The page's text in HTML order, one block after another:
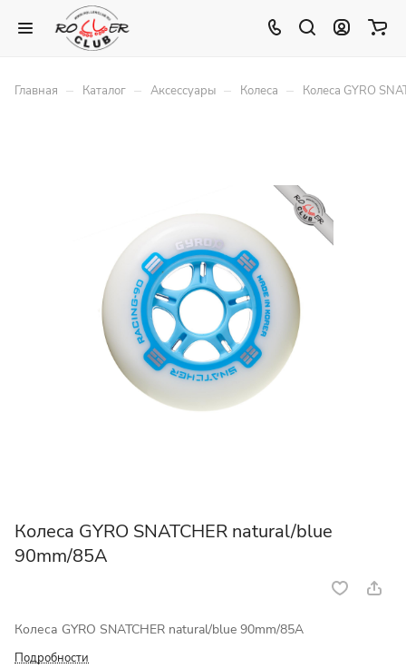
Главная – Каталог – Аксессуары – Колеса – Колеса GYRO
Колеса GYRO SNATCHER natural/blue
90mm/85A
Колеса GYRO SNATCHER natural/blue 90mm/85A
Подробности